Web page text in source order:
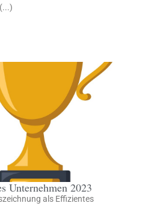
Unternehmen 2023
als Effizientes